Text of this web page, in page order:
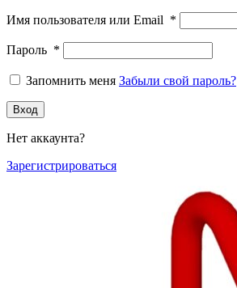
Имя пользователя или Email *
Пароль *
Запомнить меня Забыли свой пароль?
Вход
Нет аккаунта?
Зарегистрироваться